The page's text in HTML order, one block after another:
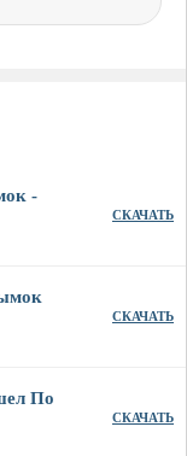
-
СКАЧАТЬ
СКАЧАТЬ
По
СКАЧАТЬ